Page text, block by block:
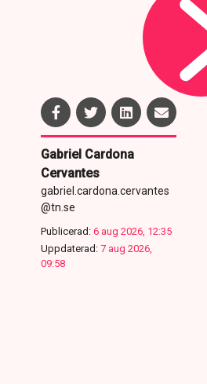
Gabriel Cardona
Cervantes
gabriel.cardona.cervantes
@tn.se
Publicerad: 6 aug 2026, 12:35
Uppdaterad: 7 aug 2026,
09:58